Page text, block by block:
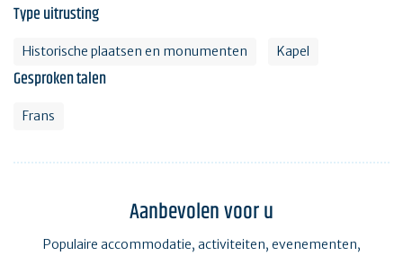
Type uitrusting
Historische plaatsen en monumenten Kapel
Gesproken talen
Frans
Aanbevolen voor u
Populaire accommodatie, activiteiten, evenementen,